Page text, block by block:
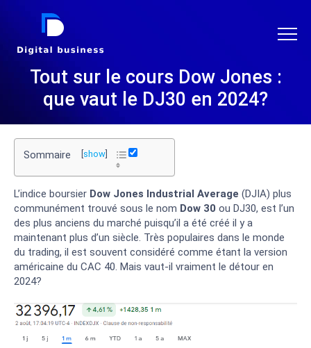
DIGITAL BUSINESS
Tout sur le cours Dow Jones :
que vaut le DJ30 en 2024?
Sommaire show
L’indice boursier Dow Jones Industrial Average (DJIA) plus
communément trouvé sous le nom Dow 30 ou DJ30, est l’un
des plus anciens du marché puisqu’il a été créé il y a
maintenant plus d’un siècle. Très populaires dans le monde
du trading, il est souvent considéré comme étant la version
américaine du CAC 40. Mais vaut-il vraiment le détour en
2024?